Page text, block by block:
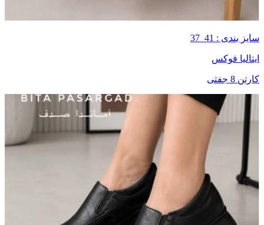
سایز بندی : 41_37
ایتالیا فوکس
کارتن 8 جفتی